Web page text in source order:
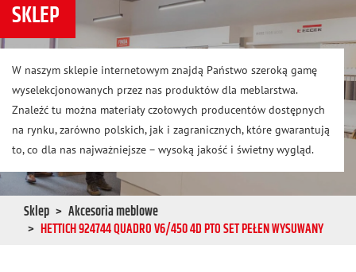
SKLEP
W naszym sklepie internetowym znajdą Państwo szeroką gamę
wyselekcjonowanych przez nas produktów dla meblarstwa.
Znaleźć tu można materiały czołowych producentów dostępnych
na rynku, zarówno polskich, jak i zagranicznych, które gwarantują
to, co dla nas najważniejsze – wysoką jakość i świetny wygląd.
Sklep
Akcesoria meblowe
HETTICH 924744 QUADRO V6/450 4D PTO SET PEŁEN WYSUWANY